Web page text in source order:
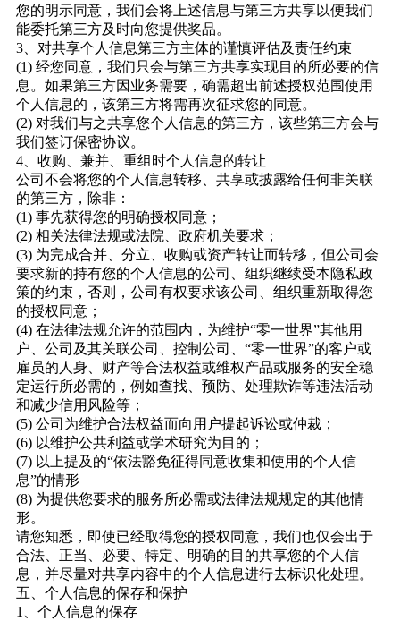
您的明示同意，我们会将上述信息与第三方共享以便我们
能委托第三方及时向您提供奖品。
3、对共享个人信息第三方主体的谨慎评估及责任约束
(1) 经您同意，我们只会与第三方共享实现目的所必要的信
息。如果第三方因业务需要，确需超出前述授权范围使用
个人信息的，该第三方将需再次征求您的同意。
(2) 对我们与之共享您个人信息的第三方，该些第三方会与
我们签订保密协议。
4、收购、兼并、重组时个人信息的转让
公司不会将您的个人信息转移、共享或披露给任何非关联
的第三方，除非：
(1) 事先获得您的明确授权同意；
(2) 相关法律法规或法院、政府机关要求；
(3) 为完成合并、分立、收购或资产转让而转移，但公司会
要求新的持有您的个人信息的公司、组织继续受本隐私政
策的约束，否则，公司有权要求该公司、组织重新取得您
的授权同意；
(4) 在法律法规允许的范围内，为维护“零一世界”其他用
户、公司及其关联公司、控制公司、“零一世界”的客户或
雇员的人身、财产等合法权益或维权产品或服务的安全稳
定运行所必需的，例如查找、预防、处理欺诈等违法活动
和减少信用风险等；
(5) 公司为维护合法权益而向用户提起诉讼或仲裁；
(6) 以维护公共利益或学术研究为目的；
(7) 以上提及的“依法豁免征得同意收集和使用的个人信
息”的情形
(8) 为提供您要求的服务所必需或法律法规规定的其他情
形。
请您知悉，即使已经取得您的授权同意，我们也仅会出于
合法、正当、必要、特定、明确的目的共享您的个人信
息，并尽量对共享内容中的个人信息进行去标识化处理。
五、个人信息的保存和保护
1、个人信息的保存